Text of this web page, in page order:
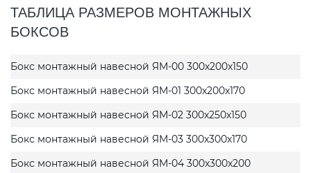
ТАБЛИЦА РАЗМЕРОВ МОНТАЖНЫХ
БОКСОВ
Бокс монтажный навесной ЯМ-00 300x200x150
Бокс монтажный навесной ЯМ-01 300x200x170
Бокс монтажный навесной ЯМ-02 300x250x150
Бокс монтажный навесной ЯМ-03 300x300x170
Бокс монтажный навесной ЯМ-04 300x300x200